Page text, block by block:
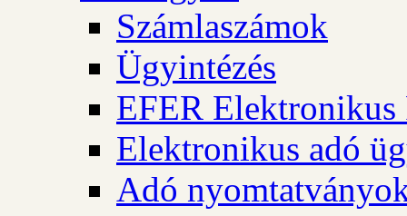
Számlaszámok
Ügyintézés
EFER Elektronikus
Elektronikus adó
Adó